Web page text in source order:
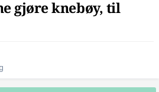
gjøre knebøy, til